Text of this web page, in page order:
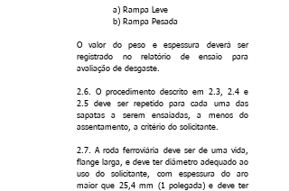
a) Rampa Leve
b) Rampa Pesada
O valor do peso e espessura deverá ser
registrado no relatório de ensaio para
avaliação de desgaste.
2.6. O procedimento descrito em 2.3, 2.4 e
2.5 deve ser repetido para cada uma das
sapatas a serem ensaiadas, a menos do
assentamento, a critério do solicitante.
2.7. A roda ferroviária deve ser de uma vida,
flange larga, e deve ter diâmetro adequado ao
uso do solicitante, com espessura do aro
maior que 25,4 mm (1 polegada) e deve ter